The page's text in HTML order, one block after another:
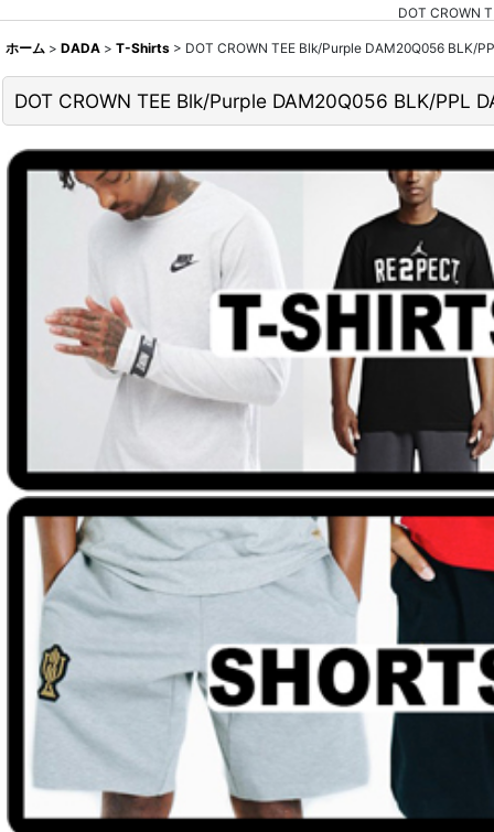
DOT CROWN
ホーム > DADA > T-Shirts > DOT CROWN TEE Blk/Purple DAM20Q056 BLK/
DOT CROWN TEE Blk/Purple DAM20Q056 BLK/PPL